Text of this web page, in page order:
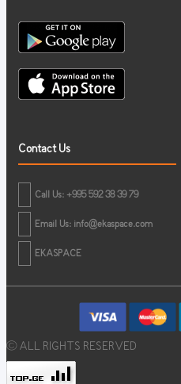
Contact Us
Call Us: +995 592 38 39 79
Email Us: info@ekaspace.com
EKASPACE
© ALL RIGHTS RESERVED